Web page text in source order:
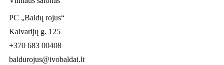
PC „Baldų rojus“
Kalvarijų g. 125
+370 683 00408
baldurojus@ivobaldai.lt